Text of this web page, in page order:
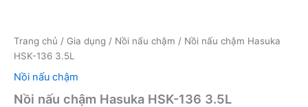
Trang chủ / Gia dụng / Nồi nấu chậm / Nồi nấu chậm Hasuka
HSK-136 3.5L
Nồi nấu chậm
Nồi nấu chậm Hasuka HSK-136 3.5L